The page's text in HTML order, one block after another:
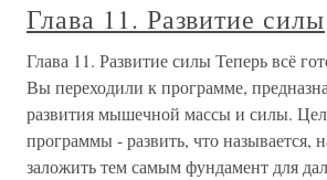
Глава 11. Развитие силы
Глава 11. Развитие силы Теперь всё
Вы переходили к программе,
развития мышечной массы и силы.
программы - развить, что называется,
заложить тем самым фундамент для